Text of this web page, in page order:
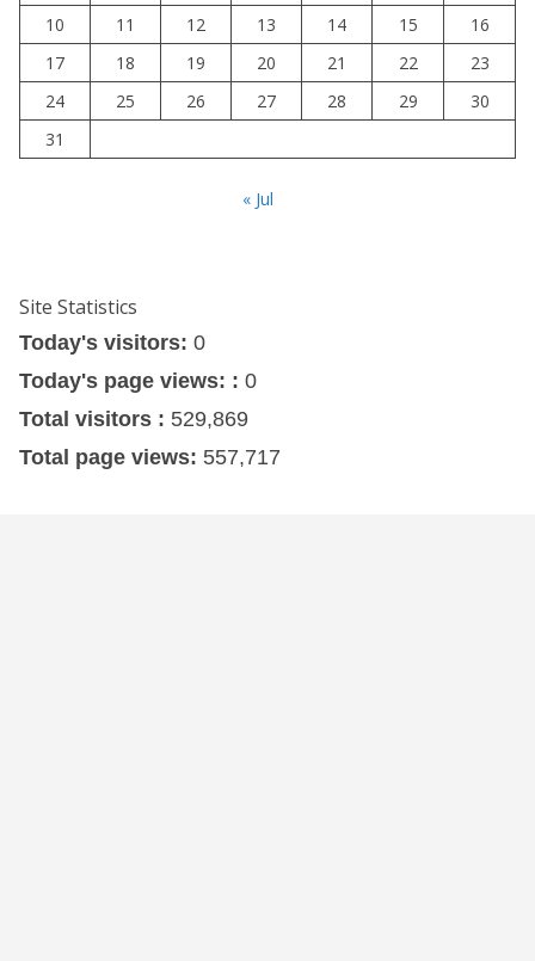
10
11 12 13 14 15
16
17
18 19 20 21 22
23
24
25 26 27 28 29
30
31
« Jul
Site Statistics
Today's visitors: 0
Today's page views: : 0
Total visitors : 529,869
Total page views: 557,717